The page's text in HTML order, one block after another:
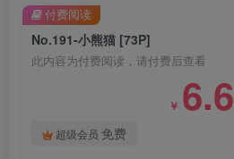
No.191-小熊猫 [73P]
此内容为付费阅读，请付费后查看
￥ 6.6
超级会员 免费
付费阅读